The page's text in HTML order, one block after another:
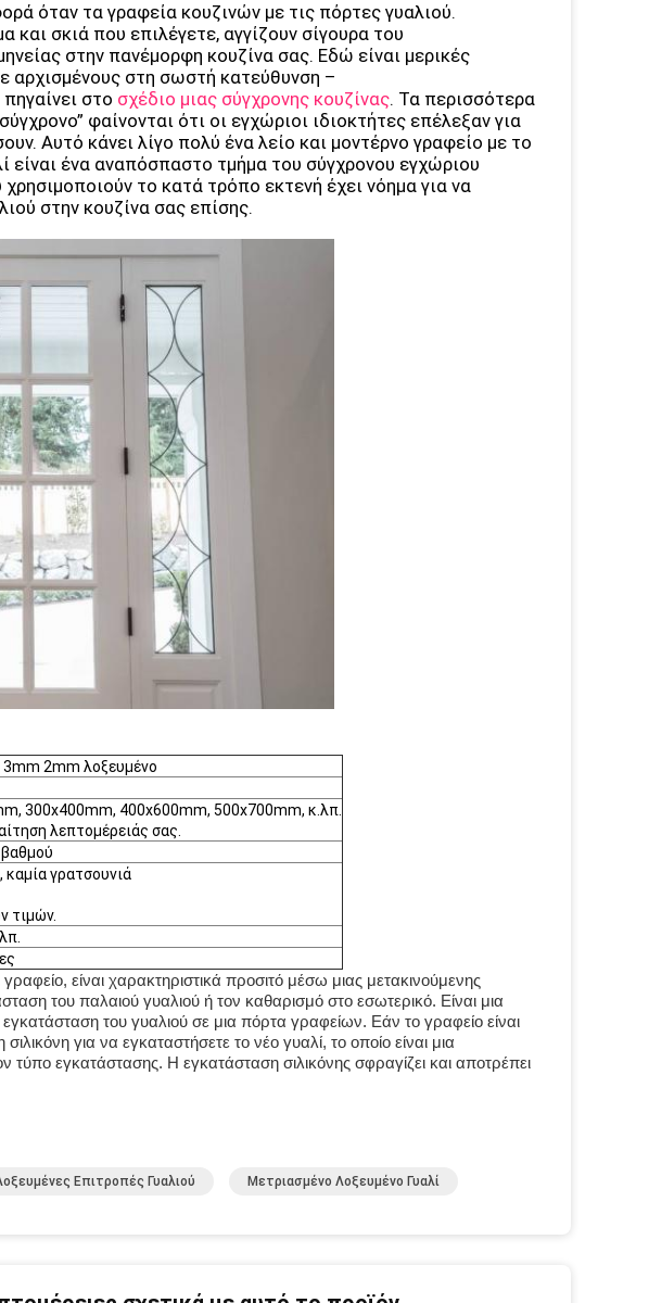
όταν τα γραφεία κουζινών με τις πόρτες γυαλιού.
σκιά που επιλέγετε, αγγίζουν σίγουρα του
στην πανέμορφη κουζίνα σας. Εδώ είναι μερικές
αρχισμένους στη σωστή κατεύθυνση –
στο σχέδιο μιας σύγχρονης κουζίνας. Τα περισσότερα
φαίνονται ότι οι εγχώριοι ιδιοκτήτες επέλεξαν για
Αυτό κάνει λίγο πολύ ένα λείο και μοντέρνο γραφείο με το
είναι ένα αναπόσπαστο τμήμα του σύγχρονου εγχώριου
το κατά τρόπο εκτενή έχει νόημα για να
στην κουζίνα σας επίσης.
2mm λοξευμένο
300x400mm, 400x600mm, 500x700mm, κ.λπ.
λεπτομέρειάς σας.
γρατσουνιά
τιμών.
είναι χαρακτηριστικά προσιτό μέσω μιας μετακινούμενης
του παλαιού γυαλιού ή τον καθαρισμό στο εσωτερικό. Είναι μια
του γυαλιού σε μια πόρτα γραφείων. Εάν το γραφείο είναι
για να εγκαταστήσετε το νέο γυαλί, το οποίο είναι μια
εγκατάστασης. Η εγκατάσταση σιλικόνης σφραγίζει και αποτρέπει
Επιτροπές Γυαλιού Μετριασμένο Λοξευμένο Γυαλί